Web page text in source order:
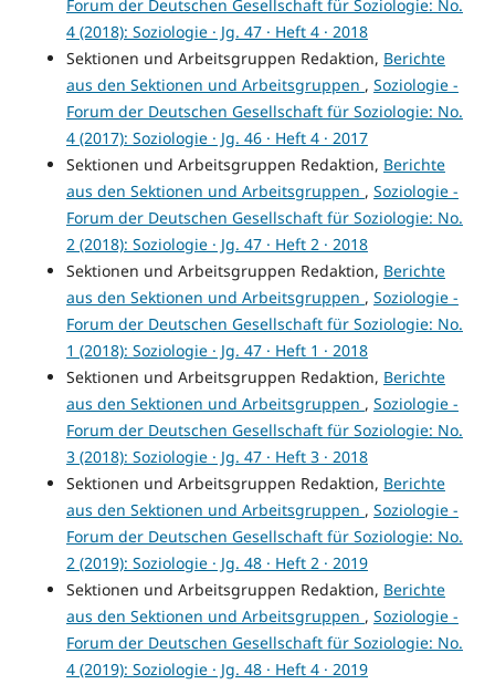
Forum der Deutschen Gesellschaft für Soziologie: No.
4 (2018): Soziologie · Jg. 47 · Heft 4 · 2018
Sektionen und Arbeitsgruppen Redaktion, Berichte
aus den Sektionen und Arbeitsgruppen , Soziologie -
Forum der Deutschen Gesellschaft für Soziologie: No.
4 (2017): Soziologie · Jg. 46 · Heft 4 · 2017
Sektionen und Arbeitsgruppen Redaktion, Berichte
aus den Sektionen und Arbeitsgruppen , Soziologie -
Forum der Deutschen Gesellschaft für Soziologie: No.
2 (2018): Soziologie · Jg. 47 · Heft 2 · 2018
Sektionen und Arbeitsgruppen Redaktion, Berichte
aus den Sektionen und Arbeitsgruppen , Soziologie -
Forum der Deutschen Gesellschaft für Soziologie: No.
1 (2018): Soziologie · Jg. 47 · Heft 1 · 2018
Sektionen und Arbeitsgruppen Redaktion, Berichte
aus den Sektionen und Arbeitsgruppen , Soziologie -
Forum der Deutschen Gesellschaft für Soziologie: No.
3 (2018): Soziologie · Jg. 47 · Heft 3 · 2018
Sektionen und Arbeitsgruppen Redaktion, Berichte
aus den Sektionen und Arbeitsgruppen , Soziologie -
Forum der Deutschen Gesellschaft für Soziologie: No.
2 (2019): Soziologie · Jg. 48 · Heft 2 · 2019
Sektionen und Arbeitsgruppen Redaktion, Berichte
aus den Sektionen und Arbeitsgruppen , Soziologie -
Forum der Deutschen Gesellschaft für Soziologie: No.
4 (2019): Soziologie · Jg. 48 · Heft 4 · 2019